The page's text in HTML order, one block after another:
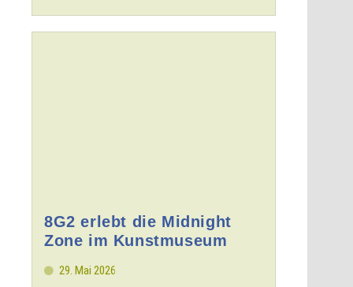
8G2 erlebt die Midnight
Zone im Kunstmuseum
29. Mai 2026